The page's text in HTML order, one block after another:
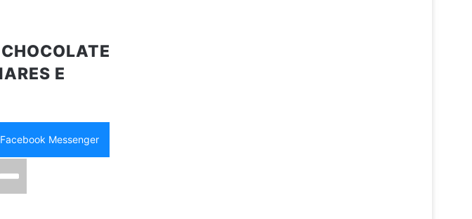
E
Facebook Messenger